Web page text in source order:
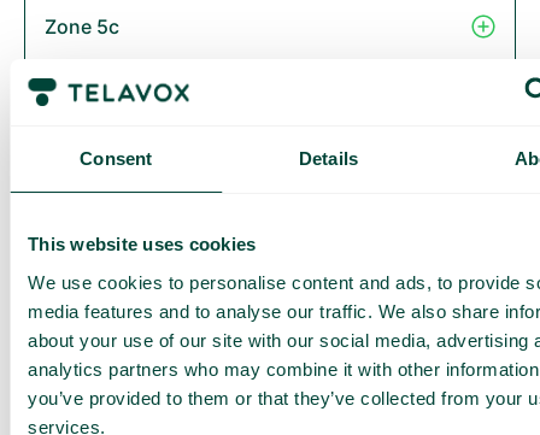
Consent Details
This website uses cookies
We use cookies to personalise content and ads, to provide
media features and to analyse our traffic. We also share
about your use of our site with our social media, advertising
analytics partners who may combine it with other
you’ve provided to them or that they’ve collected from your
services.
Zone 5c
Zone 6
Thailand
Zone 2B